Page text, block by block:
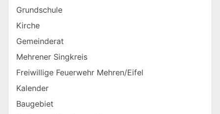
Grundschule
Kirche
Gemeinderat
Mehrener Singkreis
Freiwillige Feuerwehr Mehren/Eifel
Kalender
Baugebiet